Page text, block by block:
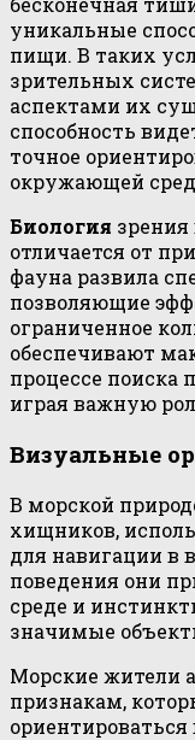
уникальные
пищи. В таких
зрительных
аспектами их
способность
точное
окружающей
Биология зрения
отличается от
фауна развила
позволяющие
ограниченное
обеспечивают
процессе поиска
играя важную
Визуальные
В морской
хищников,
для навигации в
поведения они
среде и
значимые
Морские жители
признакам,
ориентироваться